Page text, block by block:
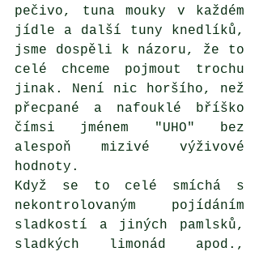
pečivo, tuna mouky v každém
jídle a další tuny knedlíků,
jsme dospěli k názoru, že to
celé chceme pojmout trochu
jinak. Není nic horšího, než
přecpané a nafouklé bříško
čímsi jménem "UHO" bez
alespoň mizivé výživové
hodnoty.
Když se to celé smíchá s
nekontrolovaným pojídáním
sladkostí a jiných pamlsků,
sladkých limonád apod.,